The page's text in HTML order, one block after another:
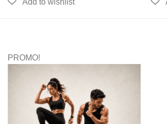
PROMO!